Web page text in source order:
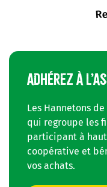
ADHÉREZ À
Les Hannetons
qui regroupe les
participant à
coopérative et
vos achats.